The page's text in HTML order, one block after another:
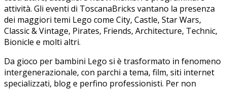
attività. Gli eventi di ToscanaBricks vantano la presenza
dei maggiori temi Lego come City, Castle, Star Wars,
Classic & Vintage, Pirates, Friends, Architecture, Technic,
Bionicle e molti altri.
Da gioco per bambini Lego si è trasformato in fenomeno
intergenerazionale, con parchi a tema, film, siti internet
specializzati, blog e perfino professionisti. Per non